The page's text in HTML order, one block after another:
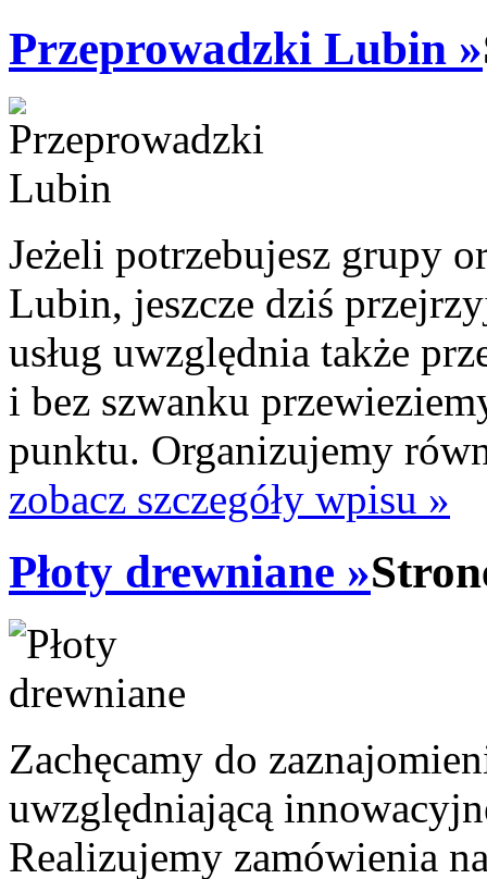
Przeprowadzki Lubin »
Jeżeli potrzebujesz grupy
Lubin, jeszcze dziś
usług uwzględnia także
i bez szwanku
punktu. Organizujemy
zobacz szczegóły wpisu »
Płoty drewniane »
Zachęcamy do
uwzględniającą
Realizujemy zamówienia